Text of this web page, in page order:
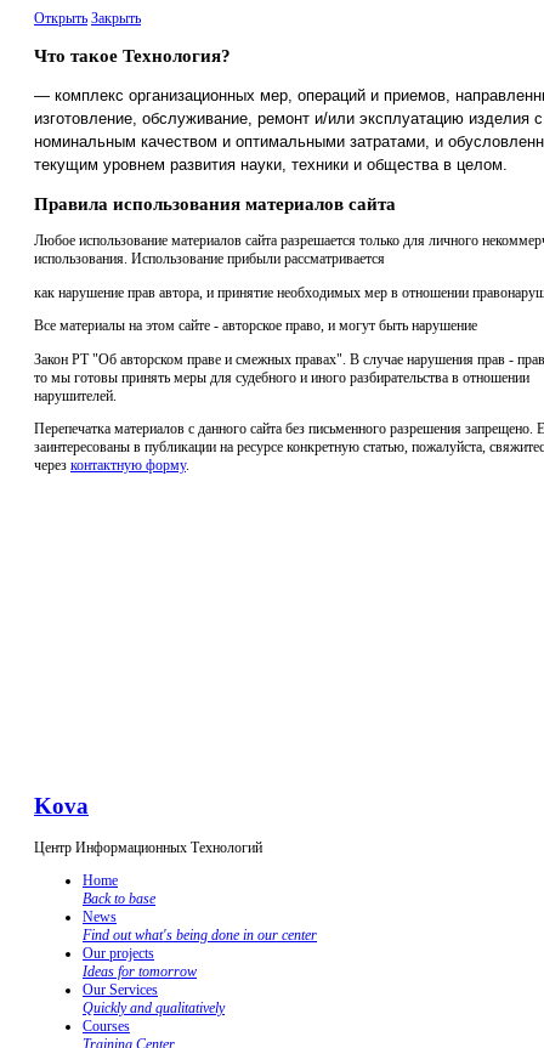
Открыть Закрыть
Что такое Технология?
— комплекс организационных мер, операций и приемов,
изготовление, обслуживание, ремонт и/или эксплуатацию изделия с
номинальным качеством и оптимальными затратами, и
текущим уровнем развития науки, техники и общества в целом.
Правила использования материалов сайта
Любое использование материалов сайта разрешается только для личного
использования. Использование прибыли рассматривается
как нарушение прав автора, и принятие необходимых мер в отношении
Все материалы на этом сайте - авторское право, и могут быть нарушение
Закон РТ "Об авторском праве и смежных правах". В случае нарушения прав -
то мы готовы принять меры для судебного и иного разбирательства в отношении
нарушителей.
Перепечатка материалов с данного сайта без письменного разрешения запрещено.
заинтересованы в публикации на ресурсе конкретную статью, пожалуйста,
через контактную форму.
Kova
Центр Информационных Технологий
Home
Back to base
News
Find out what's being done in our center
Our projects
Ideas for tomorrow
Our Services
Quickly and qualitatively
Courses
Training Center